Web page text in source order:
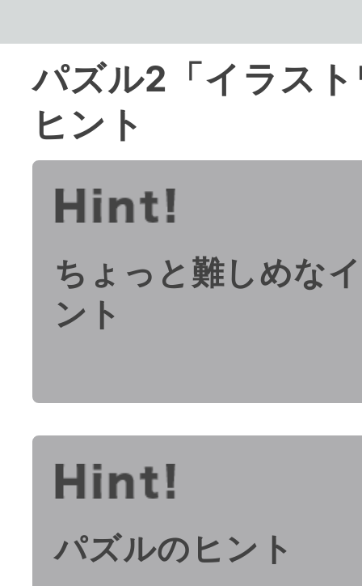
パズル2「イラス
ヒント
ちょっと難しめな
ント
パズルのヒント